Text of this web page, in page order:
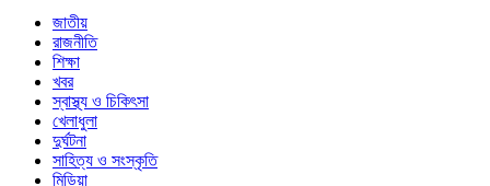
জাতীয়
রাজনীতি
শিক্ষা
খবর
স্বাস্থ্য ও চিকিৎসা
খেলাধুলা
দুর্ঘটনা
সাহিত্য ও সংস্কৃতি
মিডিয়া